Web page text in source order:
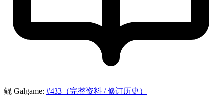
鲲 Galgame: #433（完整资料 / 修订历史）